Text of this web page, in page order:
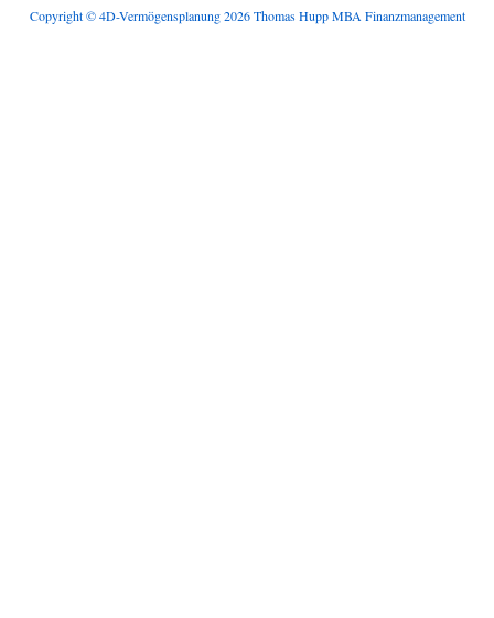
Copyright © 4D-Vermögensplanung 2026 Thomas Hupp MBA Finanzmanagement